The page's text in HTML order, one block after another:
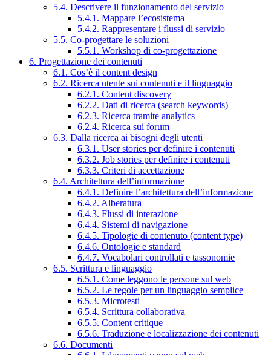
5.4. Descrivere il funzionamento del servizio
5.4.1. Mappare l’ecosistema
5.4.2. Rappresentare i flussi di servizio
5.5. Co-progettare le soluzioni
5.5.1. Workshop di co-progettazione
6. Progettazione dei contenuti
6.1. Cos’è il content design
6.2. Ricerca utente sui contenuti e il linguaggio
6.2.1. Content discovery
6.2.2. Dati di ricerca (search keywords)
6.2.3. Ricerca tramite analytics
6.2.4. Ricerca sui forum
6.3. Dalla ricerca ai bisogni degli utenti
6.3.1. User stories per definire i contenuti
6.3.2. Job stories per definire i contenuti
6.3.3. Criteri di accettazione
6.4. Architettura dell’informazione
6.4.1. Definire l’architettura dell’informazione
6.4.2. Alberatura
6.4.3. Flussi di interazione
6.4.4. Sistemi di navigazione
6.4.5. Tipologie di contenuto (content type)
6.4.6. Ontologie e standard
6.4.7. Vocabolari controllati e tassonomie
6.5. Scrittura e linguaggio
6.5.1. Come leggono le persone sul web
6.5.2. Le regole per un linguaggio semplice
6.5.3. Microtesti
6.5.4. Scrittura collaborativa
6.5.5. Content critique
6.5.6. Traduzione e localizzazione dei contenuti
6.6. Documenti